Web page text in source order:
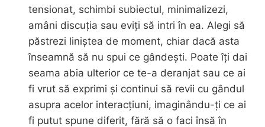
tensionat, schimbi subiectul, minimalizezi,
amâni discuția sau eviți să intri în ea. Alegi să
păstrezi liniștea de moment, chiar dacă asta
înseamnă să nu spui ce gândești. Poate îți dai
seama abia ulterior ce te-a deranjat sau ce ai
fi vrut să exprimi și continui să revii cu gândul
asupra acelor interacțiuni, imaginându-ți ce ai
fi putut spune diferit, fără să o faci însă în